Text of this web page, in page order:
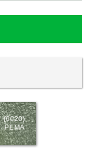
(6020)
PEMA